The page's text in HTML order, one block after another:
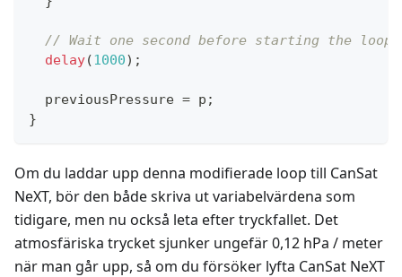
// Wait one second before starting the loop
delay(1000) ;
  previousPressure
= p ;
}
Om du laddar upp denna modifierade loop till CanSat
NeXT, bör den både skriva ut variabelvärdena som
tidigare, men nu också leta efter tryckfallet. Det
atmosfäriska trycket sjunker ungefär 0,12 hPa / meter
när man går upp, så om du försöker lyfta CanSat NeXT